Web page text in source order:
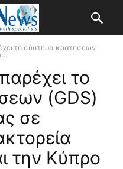
το σύστημα κρατήσεων
το
(GDS)
σε
την Κύπρο